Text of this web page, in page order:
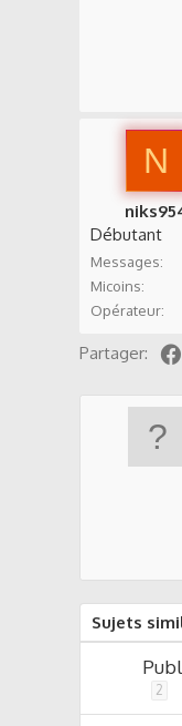
N
Débutant
Messages
Micoins
Opérateur
Partager:
Sujets
2